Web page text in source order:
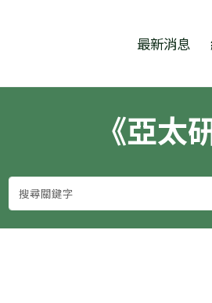
最新消息
《亞太